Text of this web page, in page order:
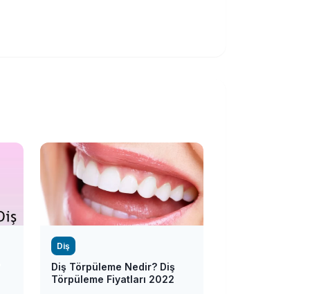
Diş
Diş Törpüleme Nedir? Diş
Törpüleme Fiyatları 2022